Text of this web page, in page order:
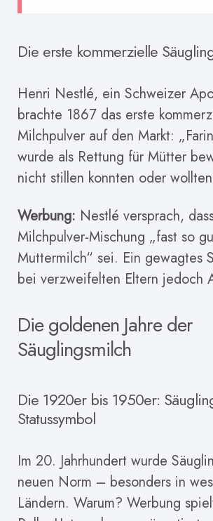
Die erste kommerzielle
Henri Nestlé, ein Schweizer
brachte 1867 das erste
Milchpulver auf den Markt:
wurde als Rettung für Mütter
nicht stillen konnten oder
Werbung: Nestlé versprach,
Milchpulver-Mischung „fast so
Muttermilch“ sei. Ein gewagtes
bei verzweifelten Eltern jedoch
Die goldenen Jahre der
Säuglingsmilch
Die 1920er bis 1950er:
Statussymbol
Im 20. Jahrhundert wurde
neuen Norm – besonders in
Ländern. Warum? Werbung